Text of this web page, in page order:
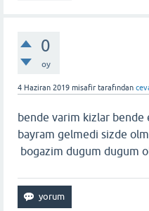
0
oy
4 Haziran 2019 misafir tarafından
bende varim kizlar
bayram gelmedi sizde
bogazim dugum dugum